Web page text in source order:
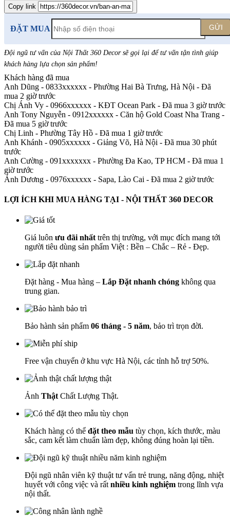
Copy link
ĐẶT MUA GỬI
Đội ngũ tư vấn của Nội Thất 360 Decor sẽ gọi lại để tư vấn tận tình giúp
khách hàng lựa chọn sản phẩm!
Khách hàng đã mua
Anh Dũng - 0833xxxxxx - Phường Hai Bà Trưng, Hà Nội - Đã
mua 2 giờ trước
Chị Ánh Vy - 0966xxxxxx - KĐT Ocean Park - Đã mua 3 giờ trước
Anh Tony Nguyễn - 0912xxxxxx - Căn hộ Gold Coast Nha Trang -
Đã mua 5 giờ trước
Chị Linh - Phường Tây Hồ - Đã mua 1 giờ trước
Anh Khánh - 0905xxxxxx - Giảng Võ, Hà Nội - Đã mua 30 phút
trước
Anh Cường - 091xxxxxxx - Phường Đa Kao, TP HCM - Đã mua 1
giờ trước
Ánh Dương - 0976xxxxxx - Sapa, Lào Cai - Đã mua 2 giờ trước
LỢI ÍCH KHI MUA HÀNG TẠI - NỘI THẤT 360 DECOR
Giá luôn ưu đãi nhất trên thị trường, với mục đích mang tới
người tiêu dùng sản phẩm Việt : Bền – Chắc – Rẻ - Đẹp.
Đặt hàng - Mua hàng – Lắp Đặt nhanh chóng không qua
trung gian.
Bảo hành sản phẩm 06 tháng - 5 năm, bảo trì trọn đời.
Free vận chuyển ở khu vực Hà Nội, các tỉnh hỗ trợ 50%.
Ảnh Thật Chất Lượng Thật.
Khách hàng có thể đặt theo mẫu tùy chọn, kích thước, màu
sắc, cam kết làm chuẩn làm đẹp, không đúng hoàn lại tiền.
Đội ngũ nhân viên kỹ thuật tư vấn trẻ trung, năng động, nhiệt
huyết với công việc và rất nhiều kinh nghiệm trong lĩnh vựa
nội thất.